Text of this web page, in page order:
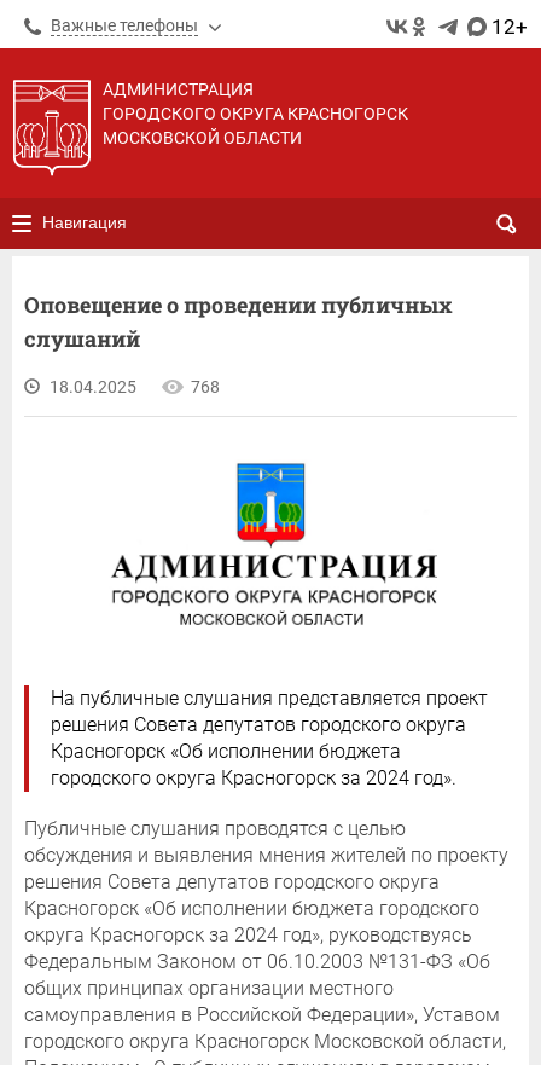
Важные телефоны 12+
АДМИНИСТРАЦИЯ
ГОРОДСКОГО ОКРУГА КРАСНОГОРСК
МОСКОВСКОЙ ОБЛАСТИ
Навигация
Оповещение о проведении публичных
слушаний
18.04.2025 768
На публичные слушания представляется проект
решения Совета депутатов городского округа
Красногорск «Об исполнении бюджета
городского округа Красногорск за 2024 год».
Публичные слушания проводятся с целью
обсуждения и выявления мнения жителей по проекту
решения Совета депутатов городского округа
Красногорск «Об исполнении бюджета городского
округа Красногорск за 2024 год», руководствуясь
Федеральным Законом от 06.10.2003 №131-ФЗ «Об
общих принципах организации местного
самоуправления в Российской Федерации», Уставом
городского округа Красногорск Московской области,